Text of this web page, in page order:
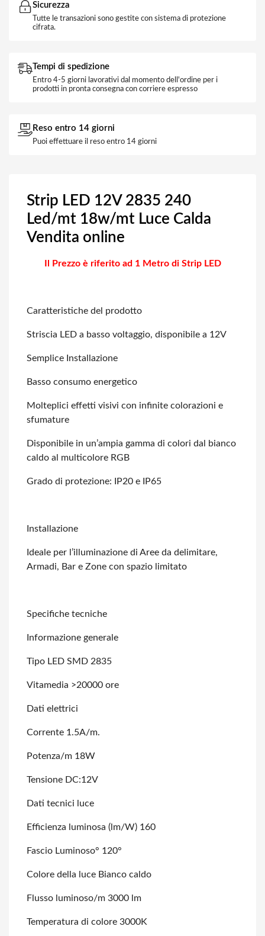
Sicurezza
Tutte le transazioni sono gestite con sistema di protezione
cifrata.
Tempi di spedizione
Entro 4-5 giorni lavorativi dal momento dell'ordine per i
prodotti in pronta consegna con corriere espresso
Reso entro 14 giorni
Puoi effettuare il reso entro 14 giorni
Strip LED 12V 2835 240
Led/mt 18w/mt Luce Calda
Vendita online
Il Prezzo è riferito ad 1 Metro di Strip LED
Caratteristiche del prodotto
Striscia LED a basso voltaggio, disponibile a 12V
Semplice Installazione
Basso consumo energetico
Molteplici effetti visivi con infinite colorazioni e
sfumature
Disponibile in un’ampia gamma di colori dal bianco
caldo al multicolore RGB
Grado di protezione: IP20 e IP65
Installazione
Ideale per l’illuminazione di Aree da delimitare,
Armadi, Bar e Zone con spazio limitato
Specifiche tecniche
Informazione generale
Tipo LED SMD 2835
Vitamedia >20000 ore
Dati elettrici
Corrente 1.5A/m.
Potenza/m 18W
Tensione DC:12V
Dati tecnici luce
Efficienza luminosa (lm/W) 160
Fascio Luminoso° 120°
Colore della luce Bianco caldo
Flusso luminoso/m 3000 lm
Temperatura di colore 3000K